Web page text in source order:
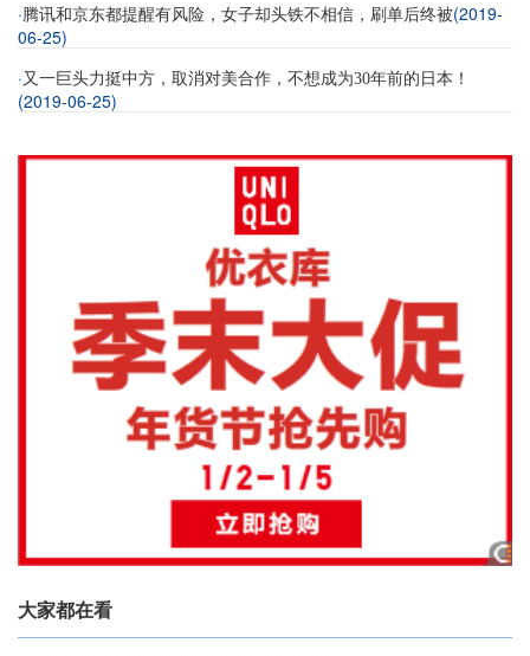
·腾讯和京东都提醒有风险，女子却头铁不相信，刷单后终被(2019-
06-25)
· 又一巨头力挺中方，取消对美合作，不想成为30年前的日本！
(2019-06-25)
大家都在看